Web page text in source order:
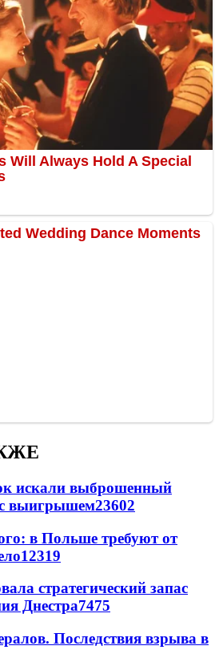
искали выброшенный
с выигрышем23602
в Польше требуют от
12319
стратегический запас
Днестра7475
Последствия взрыва в